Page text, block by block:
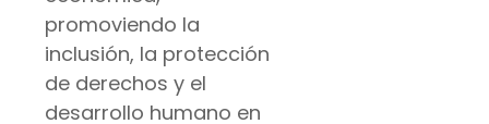
promoviendo la
inclusión, la protección
de derechos y el
desarrollo humano en